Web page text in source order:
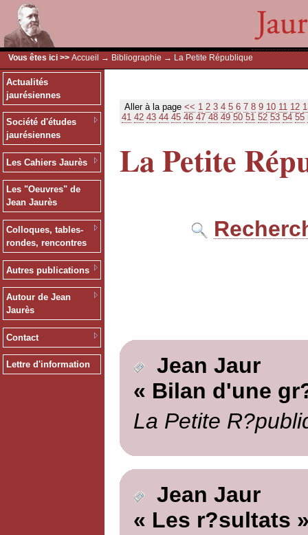
Vous êtes ici >> Accueil → Bibliographie → La Petite République
Actualités
jaurésiennes
Société d'études
jaurésiennes
Les Cahiers Jaurès
Les "Oeuvres" de
Jean Jaurès
Colloques, tables-
rondes, rencontres
Autres publications
Autour de Jean
Jaurès
Contact
Lettre d'information
Aller à la page << 1 2 3 4 5 6 7 8 9 10 11 12
41 42 43 44 45 46 47 48 49 50 51 52 53 54 55
La Petite
Jean Jaur
« Bilan d'une
La Petite
Jean Jaur
« Les r?sultats